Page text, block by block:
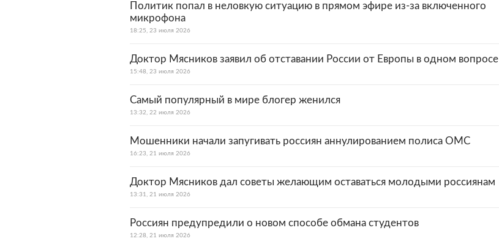
Политик попал в неловкую ситуацию в прямом эфире из-за включенного
микрофона
18:25, 23 июля 2026
Доктор Мясников заявил об отставании России от Европы в одном вопросе
15:48, 23 июля 2026
Самый популярный в мире блогер женился
13:32, 22 июля 2026
Мошенники начали запугивать россиян аннулированием полиса ОМС
16:23, 21 июля 2026
Доктор Мясников дал советы желающим оставаться молодыми россиянам
13:31, 21 июля 2026
Россиян предупредили о новом способе обмана студентов
12:28, 21 июля 2026